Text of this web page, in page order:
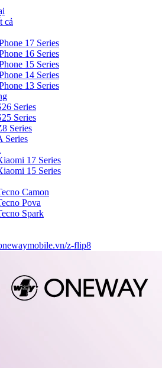
cả
17 Series
16 Series
15 Series
14 Series
13 Series
Series
Series
Series
Series
17 Series
15 Series
Camon
Pova
Spark
z-flip8